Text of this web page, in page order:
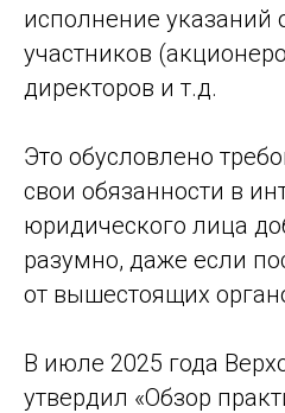
исполнение указаний
участников
директоров и т.д.
Это обусловлено
свои обязанности в
юридического лица
разумно, даже если
от вышестоящих
В июле 2025 года
утвердил «Обзор